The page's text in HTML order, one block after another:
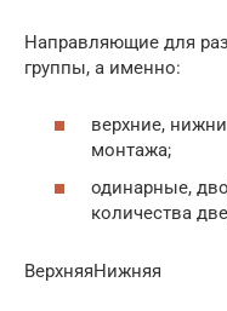
Направляющие для
группы, а именно:
верхние,
монтажа;
одинарные,
количества
ВерхняяНижняя